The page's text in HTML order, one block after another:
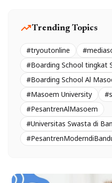
trending_upTrending Topics
#tryoutonline
#Boarding School tingkat
#Boarding School Al
#Masoem University
#PesantrenAlMasoem
#Universitas Swasta di